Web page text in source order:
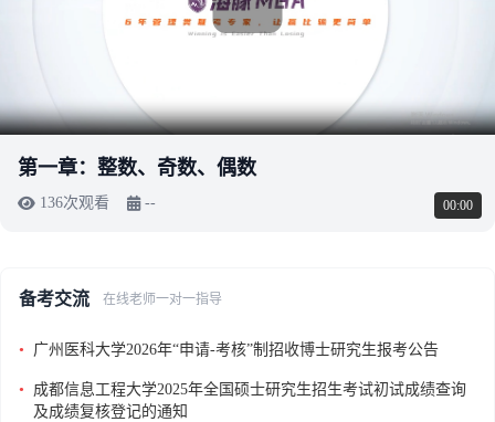
00:00
第一章：整数、奇数、偶数
136次观看 --
备考交流 在线老师一对一指导
• 广州医科大学2026年“申请-考核”制招收博士研究生报考公告
•
成都信息工程大学2025年全国硕士研究生招生考试初试成绩查询
及成绩复核登记的通知